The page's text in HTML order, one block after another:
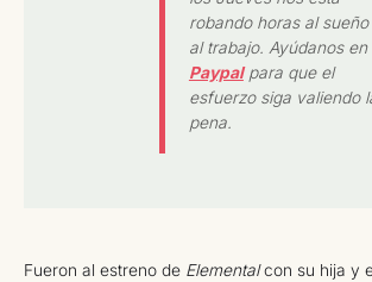
robando horas al
al trabajo. Ayúdanos en
Paypalpara que el
esfuerzo siga valiendo
pena.
Fueron al estreno de Elementalcon su hija y